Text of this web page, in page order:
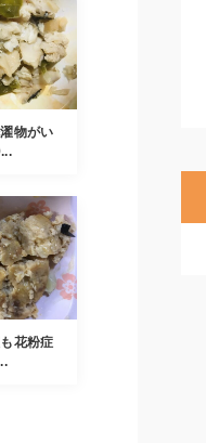
物がい
花粉症